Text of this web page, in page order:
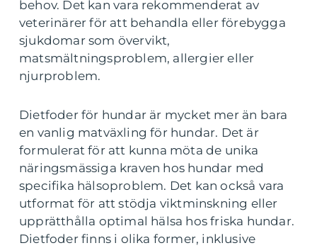
behov. Det kan vara rekommenderat av
veterinärer för att behandla eller förebygga
sjukdomar som övervikt,
matsmältningsproblem, allergier eller
njurproblem.
Dietfoder för hundar är mycket mer än bara
en vanlig matväxling för hundar. Det är
formulerat för att kunna möta de unika
näringsmässiga kraven hos hundar med
specifika hälsoproblem. Det kan också vara
utformat för att stödja viktminskning eller
upprätthålla optimal hälsa hos friska hundar.
Dietfoder finns i olika former, inklusive